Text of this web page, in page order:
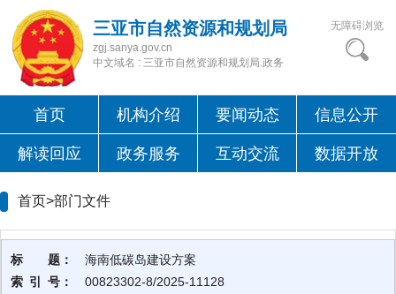
三亚市自然资源和规划局
zgj.sanya.gov.cn
中文域名 : 三亚市自然资源和规划局.政务
无障碍浏览
首页 机构介绍 要闻动态 信息公开
解读回应 政务服务 互动交流 数据开放
首页>部门文件
标 题：
海南低碳岛建设方案
索 引 号：
00823302-8/2025-11128